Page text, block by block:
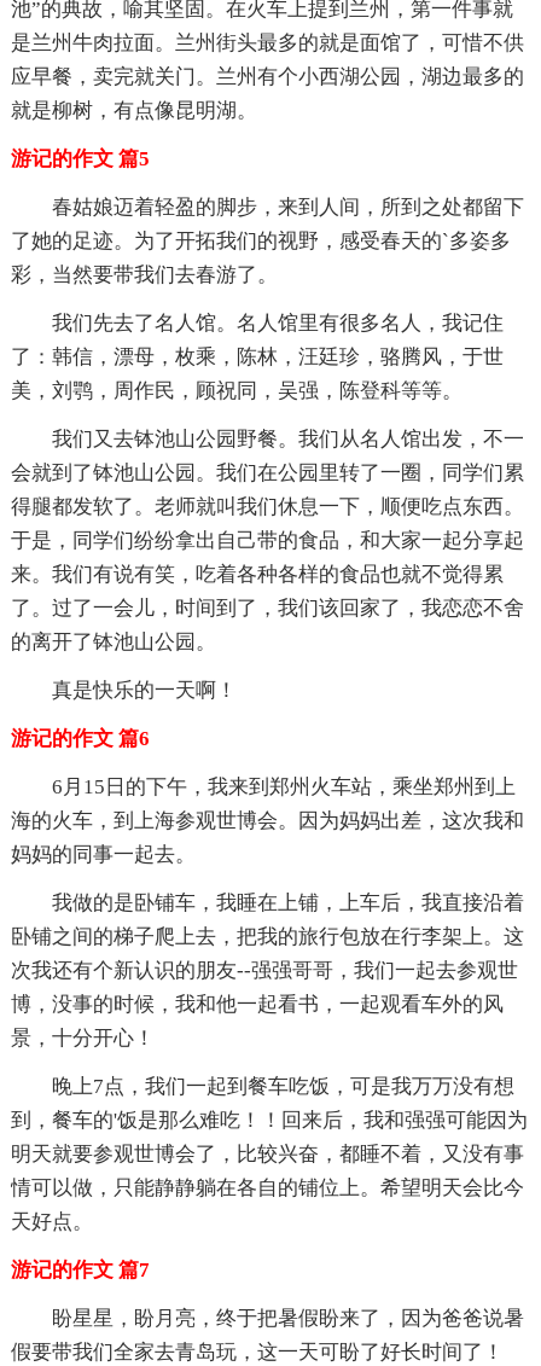
池”的典故，喻其坚固。在火车上提到兰州，第一件事就
是兰州牛肉拉面。兰州街头最多的就是面馆了，可惜不供
应早餐，卖完就关门。兰州有个小西湖公园，湖边最多的
就是柳树，有点像昆明湖。
游记的作文 篇5
春姑娘迈着轻盈的脚步，来到人间，所到之处都留下
了她的足迹。为了开拓我们的视野，感受春天的`多姿多
彩，当然要带我们去春游了。
我们先去了名人馆。名人馆里有很多名人，我记住
了：韩信，漂母，枚乘，陈林，汪廷珍，骆腾风，于世
美，刘鹗，周作民，顾祝同，吴强，陈登科等等。
我们又去钵池山公园野餐。我们从名人馆出发，不一
会就到了钵池山公园。我们在公园里转了一圈，同学们累
得腿都发软了。老师就叫我们休息一下，顺便吃点东西。
于是，同学们纷纷拿出自己带的食品，和大家一起分享起
来。我们有说有笑，吃着各种各样的食品也就不觉得累
了。过了一会儿，时间到了，我们该回家了，我恋恋不舍
的离开了钵池山公园。
真是快乐的一天啊！
游记的作文 篇6
6月15日的下午，我来到郑州火车站，乘坐郑州到上
海的火车，到上海参观世博会。因为妈妈出差，这次我和
妈妈的同事一起去。
我做的是卧铺车，我睡在上铺，上车后，我直接沿着
卧铺之间的梯子爬上去，把我的旅行包放在行李架上。这
次我还有个新认识的朋友--强强哥哥，我们一起去参观世
博，没事的时候，我和他一起看书，一起观看车外的风
景，十分开心！
晚上7点，我们一起到餐车吃饭，可是我万万没有想
到，餐车的'饭是那么难吃！！回来后，我和强强可能因为
明天就要参观世博会了，比较兴奋，都睡不着，又没有事
情可以做，只能静静躺在各自的铺位上。希望明天会比今
天好点。
游记的作文 篇7
盼星星，盼月亮，终于把暑假盼来了，因为爸爸说暑
假要带我们全家去青岛玩，这一天可盼了好长时间了！